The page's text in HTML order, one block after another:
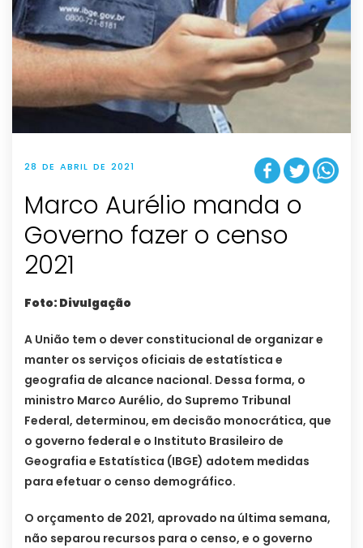
28 DE ABRIL DE 2021
Marco Aurélio manda o
Governo fazer o censo
2021
Foto: Divulgação
A União tem o dever constitucional de organizar e
manter os serviços oficiais de estatística e
geografia de alcance nacional. Dessa forma, o
ministro Marco Aurélio, do Supremo Tribunal
Federal, determinou, em decisão monocrática, que
o governo federal e o Instituto Brasileiro de
Geografia e Estatística (IBGE) adotem medidas
para efetuar o censo demográfico.
O orçamento de 2021, aprovado na última semana,
não separou recursos para o censo, e o governo